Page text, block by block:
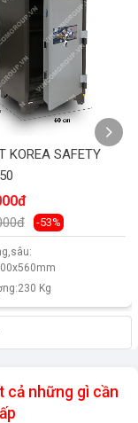
KOREA SAFETY
-53%
Kg
cả những gì cần